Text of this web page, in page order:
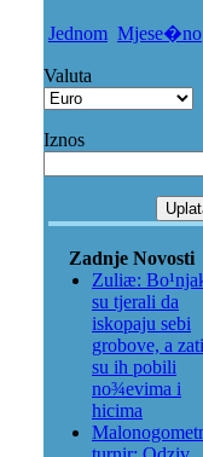
Jednom Mjese�no
Valuta
Iznos
Zadnje Novosti
Zuliæ:
su tjerali da
iskopaju sebi
grobove, a
su ih pobili
no¾evima i
hicima